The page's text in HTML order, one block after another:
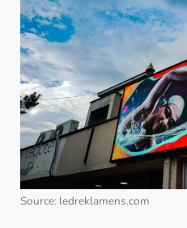
Source: ledreklamens.com